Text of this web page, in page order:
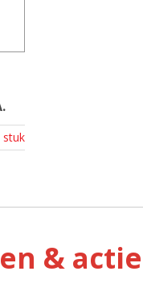
stuk
&